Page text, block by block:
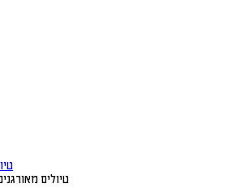
טיולים